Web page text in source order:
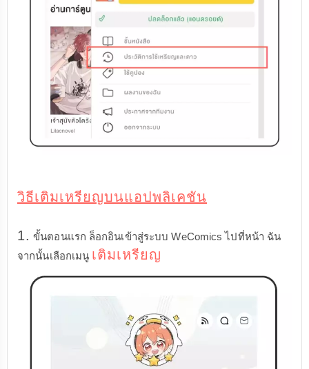
วิธีเติมเหรียญบนแอปพลิเคชัน
1. ขั้นตอนแรก ล็อกอินเข้าสู่ระบบ WeComics ไปที่หน้า ฉัน
จากนั้นเลือกเมนู เติมเหรียญ